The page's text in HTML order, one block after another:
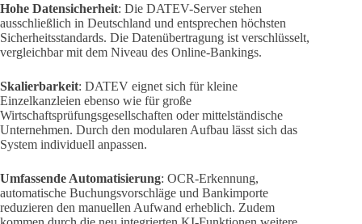
Hohe Datensicherheit: Die DATEV-Server stehen
ausschließlich in Deutschland und entsprechen höchsten
Sicherheitsstandards. Die Datenübertragung ist verschlüsselt,
vergleichbar mit dem Niveau des Online-Bankings.
Skalierbarkeit: DATEV eignet sich für kleine
Einzelkanzleien ebenso wie für große
Wirtschaftsprüfungsgesellschaften oder mittelständische
Unternehmen. Durch den modularen Aufbau lässt sich das
System individuell anpassen.
Umfassende Automatisierung: OCR-Erkennung,
automatische Buchungsvorschläge und Bankimporte
reduzieren den manuellen Aufwand erheblich. Zudem